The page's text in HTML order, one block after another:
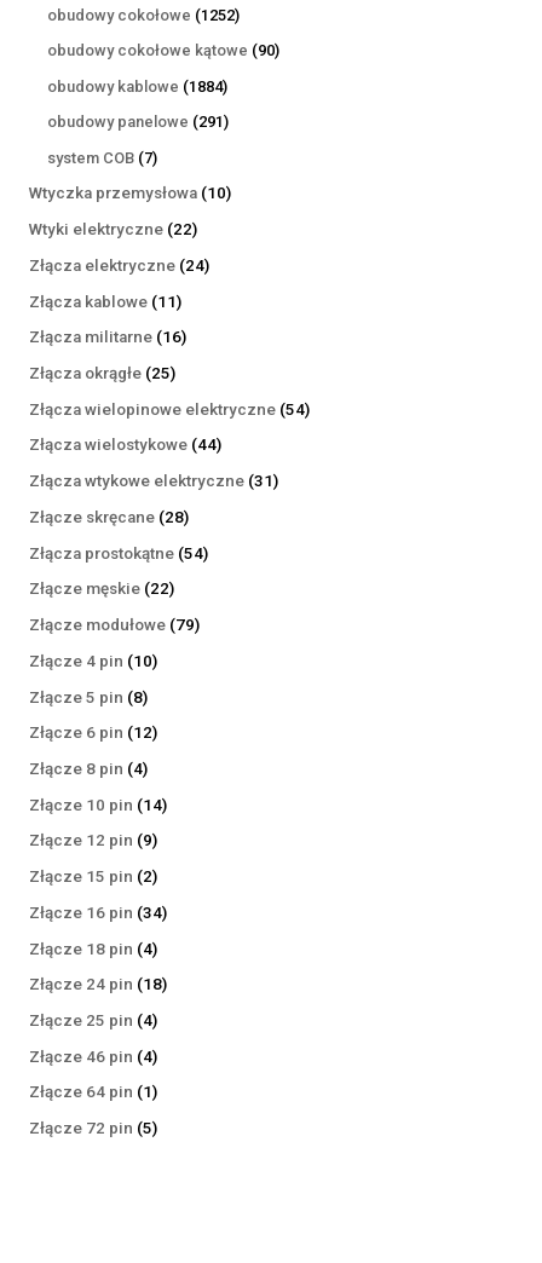
obudowy cokołowe 12521252
produkty
obudowy cokołowe kątowe 9090
obudowy kablowe 18841884
produkty
obudowy panelowe 291291
system COB 77
produktów
Wtyczka przemysłowa 1010
Wtyki elektryczne 2222
produkty
Złącza elektryczne 2424
Złącza kablowe 1111
produktów
Złącza militarne 1616
Złącza okrągłe 2525
produktów
Złącza wielopinowe elektryczne 5454
Złącza wielostykowe 4444
produkty
Złącza wtykowe elektryczne 3131
Złącze skręcane 2828
produktów
Złącza prostokątne 5454
Złącze męskie 2222
produkty
Złącze modułowe 7979
Złącze 4 pin 1010
Złącze 5 pin 88
produktów
Złącze 6 pin 1212
Złącze 8 pin 44
produkty
Złącze 10 pin 1414
Złącze 12 pin 99
produktów
Złącze 15 pin 22
produkty
Złącze 16 pin 3434
Złącze 18 pin 44
produkty
Złącze 24 pin 1818
Złącze 25 pin 44
produkty
Złącze 46 pin 44
produkty
Złącze 64 pin 11
produkt
Złącze 72 pin 55